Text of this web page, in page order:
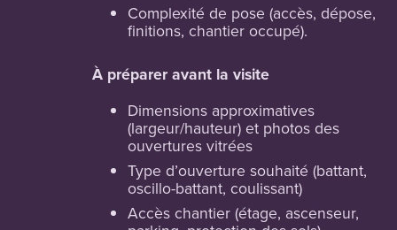
Complexité de pose (accès, dépose,
finitions, chantier occupé).
À préparer avant la visite
Dimensions approximatives
(largeur/hauteur) et photos des
ouvertures vitrées
Type d’ouverture souhaité (battant,
oscillo-battant, coulissant)
Accès chantier (étage, ascenseur,